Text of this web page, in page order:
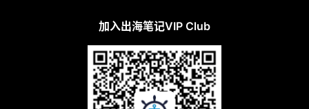
加入出海笔记VIP Club